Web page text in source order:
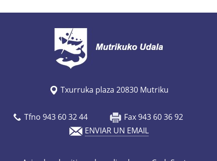
Txurruka plaza 20830 Mutriku
Tfno 943 60 32 44
Fax 943 60 36 92
ENVIAR UN EMAIL